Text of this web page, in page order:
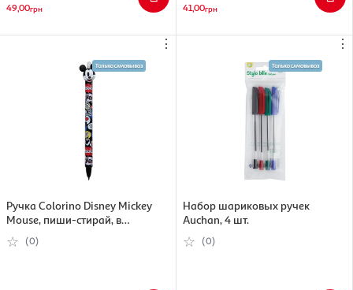
49,00грн 41,00грн
⋮
Ручка Colorino Disney Mickey
Mouse, пиши-стирай, в
ассортименте
(0)
⋮
Набор шариковых ручек
Auchan, 4 шт.
(0)